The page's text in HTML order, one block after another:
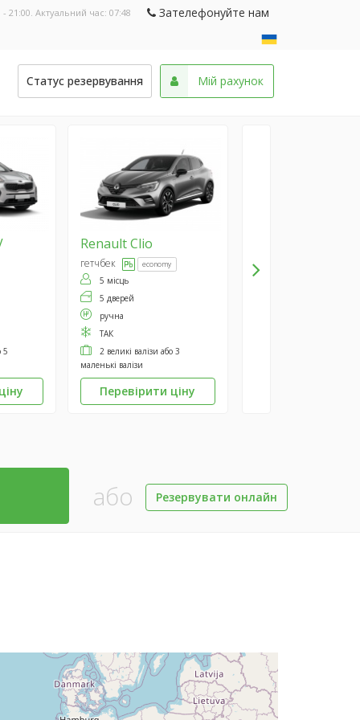
- 21:00. Актуальний час: 07:48 Зателефонуйте нам
Статус резервування Мій рахунок
5
RenaultClio
гетчбек economy
5 місць
5 дверей
ручна
ТАК
2 великі валізи або 3
маленькі валізи
Перевірити ціну
або Резервувати онлайн